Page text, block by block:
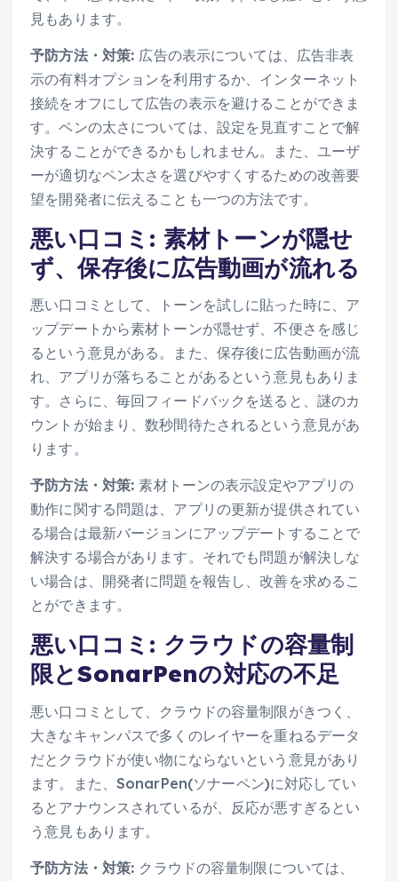
見もあります。
予防方法・対策: 広告の表示については、広告非表
示の有料オプションを利用するか、インターネット
接続をオフにして広告の表示を避けることができま
す。ペンの太さについては、設定を見直すことで解
決することができるかもしれません。また、ユーザ
ーが適切なペン太さを選びやすくするための改善要
望を開発者に伝えることも一つの方法です。
悪い口コミ: 素材トーンが隠せ
ず、保存後に広告動画が流れる
悪い口コミとして、トーンを試しに貼った時に、ア
ップデートから素材トーンが隠せず、不便さを感じ
るという意見がある。また、保存後に広告動画が流
れ、アプリが落ちることがあるという意見もありま
す。さらに、毎回フィードバックを送ると、謎のカ
ウントが始まり、数秒間待たされるという意見があ
ります。
予防方法・対策: 素材トーンの表示設定やアプリの
動作に関する問題は、アプリの更新が提供されてい
る場合は最新バージョンにアップデートすることで
解決する場合があります。それでも問題が解決しな
い場合は、開発者に問題を報告し、改善を求めるこ
とができます。
悪い口コミ: クラウドの容量制
限とSonarPenの対応の不足
悪い口コミとして、クラウドの容量制限がきつく、
大きなキャンパスで多くのレイヤーを重ねるデータ
だとクラウドが使い物にならないという意見があり
ます。また、SonarPen(ソナーペン)に対応してい
るとアナウンスされているが、反応が悪すぎるとい
う意見もあります。
予防方法・対策: クラウドの容量制限については、